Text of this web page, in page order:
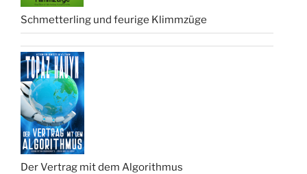
Schmetterling und feurige Klimmzüge
Der Vertrag mit dem Algorithmus